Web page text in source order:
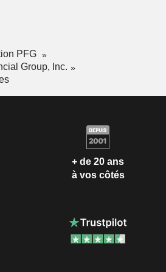
PFG
Group, Inc.
+ de 20 ans
à vos côtés